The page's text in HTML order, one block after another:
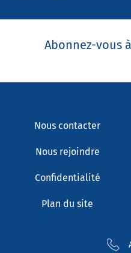
Abonnez-vous
Nous contacter
Nous rejoindre
Confidentialité
Plan du site